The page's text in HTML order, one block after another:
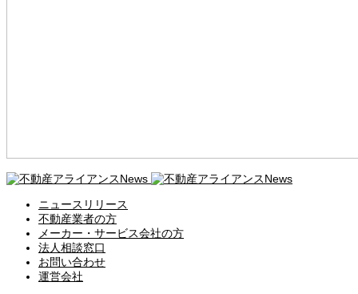
ニュースリリース
不動産業者の方
メーカー・サービス会社の方
法人相談窓口
お問い合わせ
運営会社